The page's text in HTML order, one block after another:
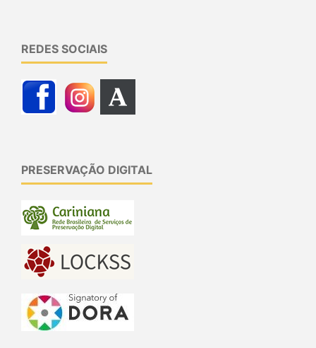
REDES SOCIAIS
PRESERVAÇÃO DIGITAL